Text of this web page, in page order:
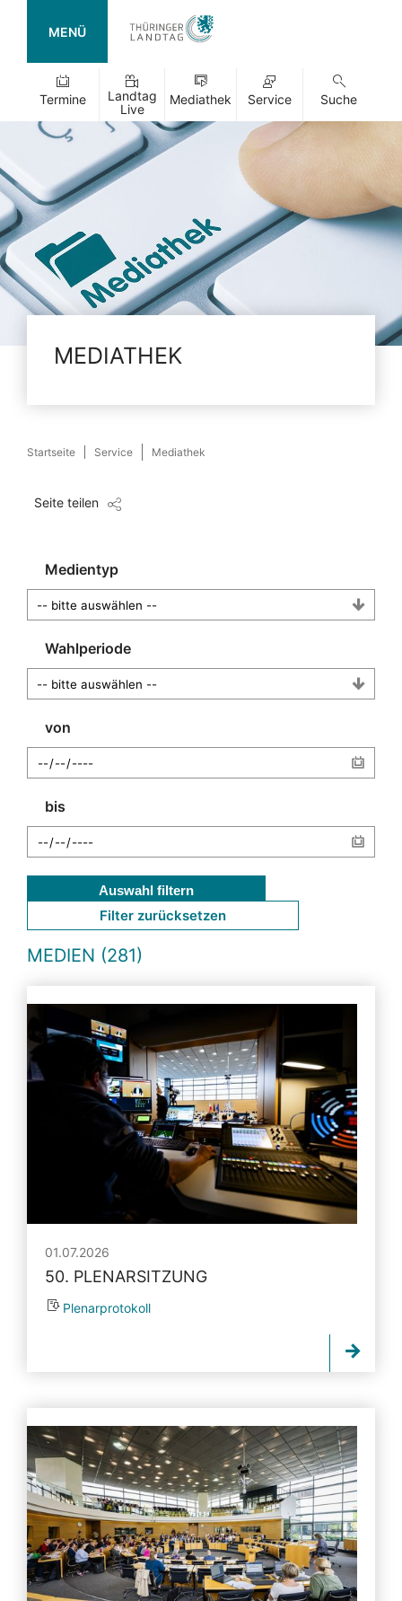
MENÜ
Termine
Landtag
Live
Mediathek Service Suche
MEDIATHEK
Startseite Service Mediathek
Seite teilen
Medientyp
Wahlperiode
von
bis
Auswahl filtern
Filter zurücksetzen
MEDIEN (281)
01.07.2026
50. PLENARSITZUNG
Plenarprotokoll